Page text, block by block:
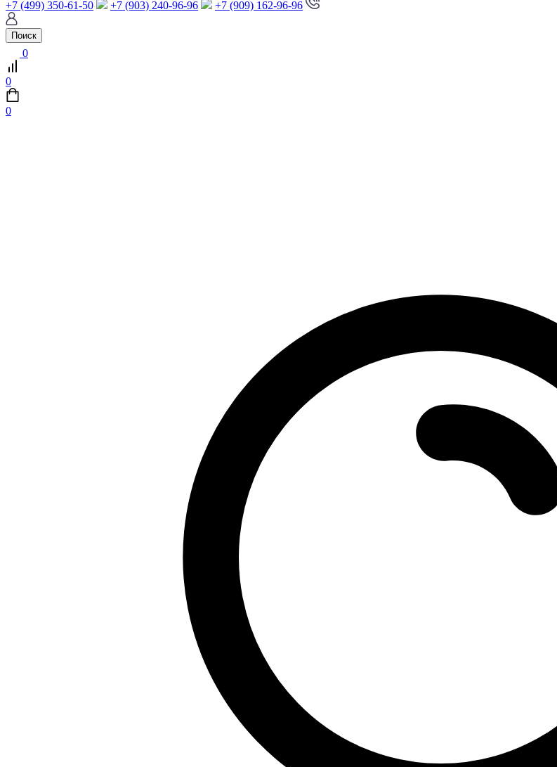
+7 (499) 350-61-50 +7 (903) 240-96-96 +7 (909) 162-96-96
Поиск
0
0
0